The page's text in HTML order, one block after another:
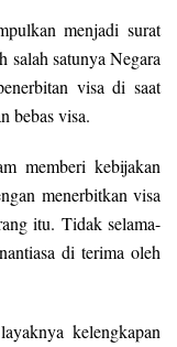
menjadi surat
satunya Negara
visa di saat
bebas visa.
memberi kebijakan
menerbitkan visa
itu. Tidak selama-
di terima oleh
kelengkapan